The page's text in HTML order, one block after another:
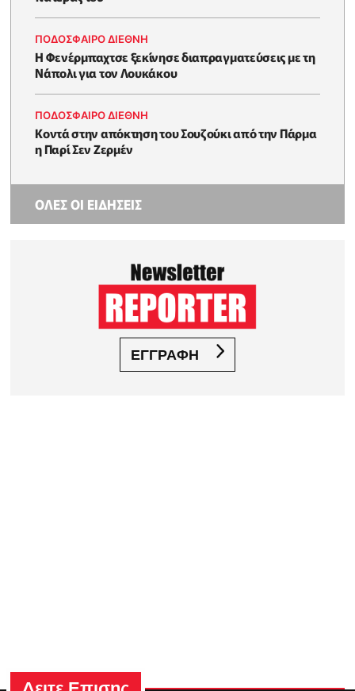
ΠΟΔΟΣΦΑΙΡΟ ΔΙΕΘΝΗ
Η Φενέρμπαχτσε ξεκίνησε διαπραγματεύσεις με τη
Νάπολι για τον Λουκάκου
ΠΟΔΟΣΦΑΙΡΟ ΔΙΕΘΝΗ
Κοντά στην απόκτηση του Σουζούκι από την Πάρμα
η Παρί Σεν Ζερμέν
ΟΛΕΣ ΟΙ ΕΙΔΗΣΕΙΣ
ΕΓΓΡΑΦΗ